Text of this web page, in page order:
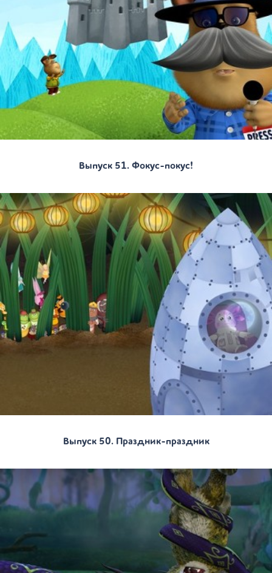
Выпуск 51. Фокус-покус!
Выпуск 50. Праздник-праздник